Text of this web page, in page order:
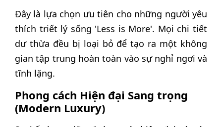
Đây là lựa chọn ưu tiên cho những người yêu
thích triết lý sống 'Less is More'. Mọi chi tiết
dư thừa đều bị loại bỏ để tạo ra một không
gian tập trung hoàn toàn vào sự nghỉ ngơi và
tĩnh lặng.
Phong cách Hiện đại Sang trọng
(Modern Luxury)